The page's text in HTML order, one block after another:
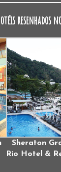
resenhados
Sheraton
Rio Hotel &